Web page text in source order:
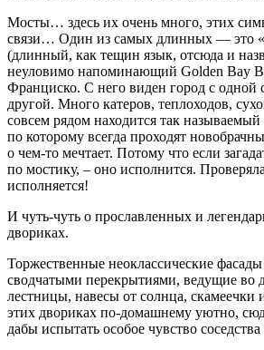
Мосты… здесь их очень много, этих
связи… Один из самых длинных — это
(длинный, как тещин язык, отсюда и
неуловимо напоминающий Golden Bay
Франциско. С него виден город с одной
другой. Много катеров, теплоходов,
совсем рядом находится так
по которому всегда проходят
о чем-то мечтает. Потому что если
по мостику, – оно исполнится.
исполняется!
И чуть-чуть о прославленных и
двориках.
Торжественные неоклассические
сводчатыми перекрытиями, ведущие во
лестницы, навесы от солнца, скамеечки
этих двориках по-домашнему уютно,
дабы испытать особое чувство